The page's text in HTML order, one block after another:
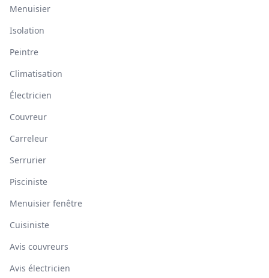
Menuisier
Isolation
Peintre
Climatisation
Électricien
Couvreur
Carreleur
Serrurier
Pisciniste
Menuisier fenêtre
Cuisiniste
Avis couvreurs
Avis électricien